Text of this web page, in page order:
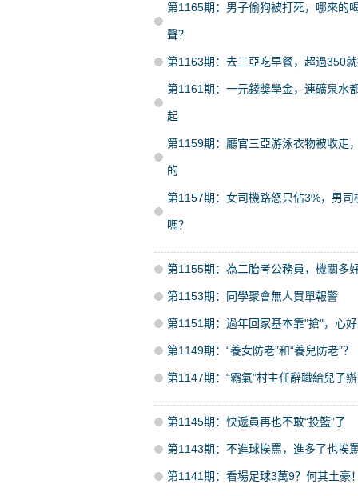
第1165期：男子偷狗被打死，哪來的
聲？
第1163期：去三亞吃早餐，超過350
第1161期：一元錢獎學金，連礦泉水
起
第1159期：廳官三亞游泳衣物被收走
的
第1157期：女司機路怒只佔3%，男司
嗎？
第1155期：為二胎考公務員，機關多
第1153期：同學聚會無人買單報警
第1151期：過年回家基本靠"搶"，心
第1149期：“養女防老”和“養兒防老”？
第1147期：“霸氣”村主任辭職給兒子
第1145期：快遞員再也不敢“投籃”了
第1143期：不進球挨罵，進多了也挨
第1141期：看場足球3萬9？何其土豪